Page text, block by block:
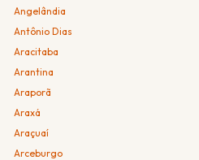
Angelândia
Antônio Dias
Aracitaba
Arantina
Araporã
Araxá
Araçuaí
Arceburgo